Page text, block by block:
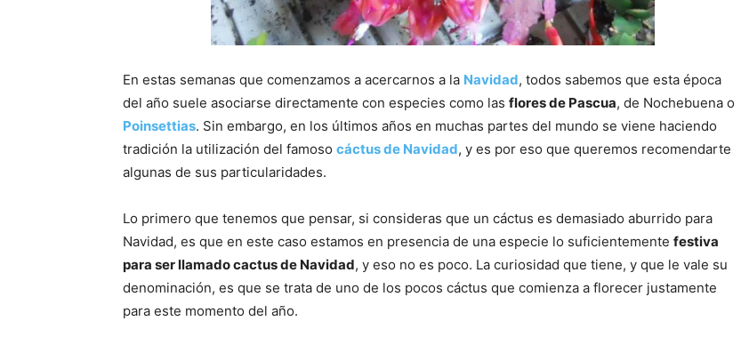
En estas semanas que comenzamos a acercarnos a la Navidad, todos sabemos que esta época
del año suele asociarse directamente con especies como las flores de Pascua, de Nochebuena o
Poinsettias. Sin embargo, en los últimos años en muchas partes del mundo se viene haciendo
tradición la utilización del famoso cáctus de Navidad, y es por eso que queremos recomendarte
algunas de sus particularidades.
Lo primero que tenemos que pensar, si consideras que un cáctus es demasiado aburrido para
Navidad, es que en este caso estamos en presencia de una especie lo suficientemente festiva
para ser llamado cactus de Navidad, y eso no es poco. La curiosidad que tiene, y que le vale su
denominación, es que se trata de uno de los pocos cáctus que comienza a florecer justamente
para este momento del año.